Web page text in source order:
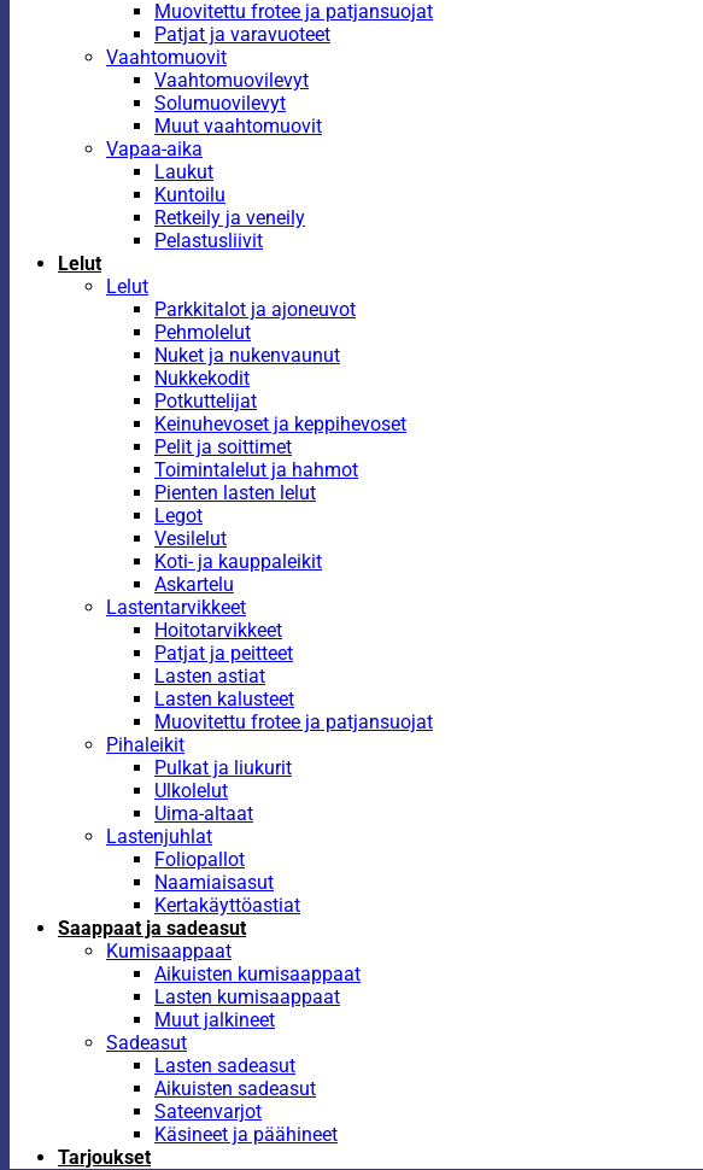
Muovitettu frotee ja patjansuojat
Patjat ja varavuoteet
Vaahtomuovit
Vaahtomuovilevyt
Solumuovilevyt
Muut vaahtomuovit
Vapaa-aika
Laukut
Kuntoilu
Retkeily ja veneily
Pelastusliivit
Lelut
Lelut
Parkkitalot ja ajoneuvot
Pehmolelut
Nuket ja nukenvaunut
Nukkekodit
Potkuttelijat
Keinuhevoset ja keppihevoset
Pelit ja soittimet
Toimintalelut ja hahmot
Pienten lasten lelut
Legot
Vesilelut
Koti- ja kauppaleikit
Askartelu
Lastentarvikkeet
Hoitotarvikkeet
Patjat ja peitteet
Lasten astiat
Lasten kalusteet
Muovitettu frotee ja patjansuojat
Pihaleikit
Pulkat ja liukurit
Ulkolelut
Uima-altaat
Lastenjuhlat
Foliopallot
Naamiaisasut
Kertakäyttöastiat
Saappaat ja sadeasut
Kumisaappaat
Aikuisten kumisaappaat
Lasten kumisaappaat
Muut jalkineet
Sadeasut
Lasten sadeasut
Aikuisten sadeasut
Sateenvarjot
Käsineet ja päähineet
Tarjoukset